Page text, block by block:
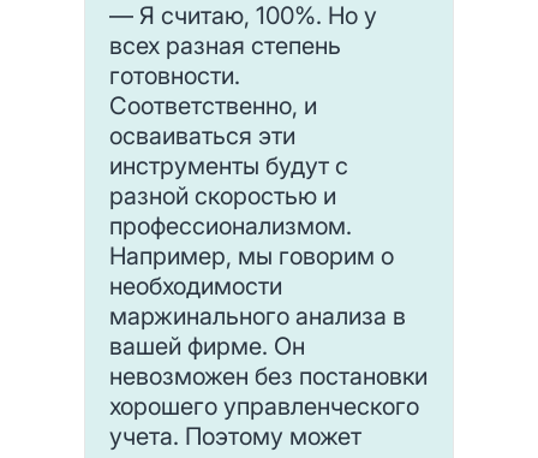
— Я считаю, 100%. Но у
всех разная степень
готовности.
Соответственно, и
осваиваться эти
инструменты будут с
разной скоростью и
профессионализмом.
Например, мы говорим о
необходимости
маржинального анализа в
вашей фирме. Он
невозможен без постановки
хорошего управленческого
учета. Поэтому может